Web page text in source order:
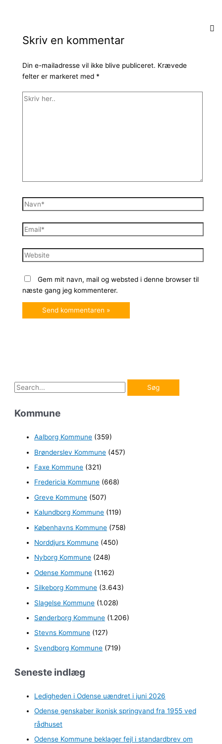
Skriv en kommentar
Din e-mailadresse vil ikke blive publiceret. Krævede
felter er markeret med *
Skriv
Navn*
Email*
Website
Gem mit navn, mail og websted i denne browser til
næste gang jeg kommenterer.
S
g
Kommune
Aalborg Kommune (359)
Brønderslev Kommune (457)
Faxe Kommune (321)
Fredericia Kommune (668)
Greve Kommune (507)
Kalundborg Kommune (119)
Københavns Kommune (758)
Norddjurs Kommune (450)
Nyborg Kommune (248)
Odense Kommune (1.162)
Silkeborg Kommune (3.643)
Slagelse Kommune (1.028)
Sønderborg Kommune (1.206)
Stevns Kommune (127)
Svendborg Kommune (719)
Seneste indlæg
Ledigheden i Odense uændret i juni 2026
Odense genskaber ikonisk springvand fra 1955 ved
rådhuset
Odense Kommune beklager fejl i standardbrev om